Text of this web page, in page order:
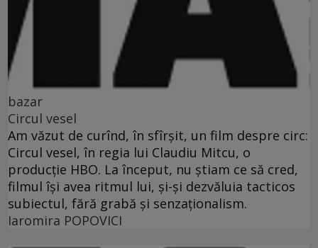
bazar
Circul vesel
Am văzut de curînd, în sfîrşit, un film despre circ:
Circul vesel, în regia lui Claudiu Mitcu, o
producţie HBO. La început, nu ştiam ce să cred,
filmul îşi avea ritmul lui, şi-şi dezvăluia tacticos
subiectul, fără grabă şi senzaţionalism.
Iaromira POPOVICI